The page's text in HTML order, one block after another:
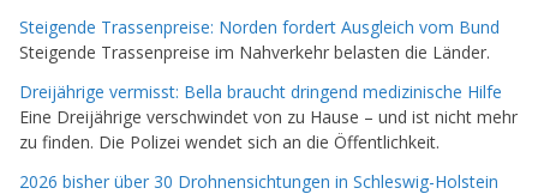
Steigende Trassenpreise: Norden fordert Ausgleich vom Bund
Steigende Trassenpreise im Nahverkehr belasten die Länder.
Dreijährige vermisst: Bella braucht dringend medizinische Hilfe
Eine Dreijährige verschwindet von zu Hause – und ist nicht mehr
zu finden. Die Polizei wendet sich an die Öffentlichkeit.
2026 bisher über 30 Drohnensichtungen in Schleswig-Holstein